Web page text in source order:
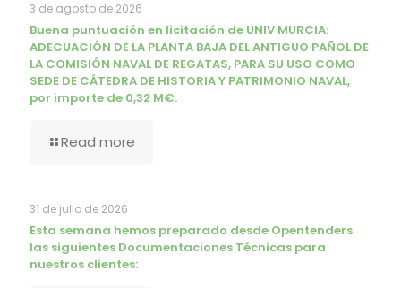
3 de agosto de 2026
Buena puntuación en licitación de UNIV MURCIA:
ADECUACIÓN DE LA PLANTA BAJA DEL ANTIGUO PAÑOL DE
LA COMISIÓN NAVAL DE REGATAS, PARA SU USO COMO
SEDE DE CÁTEDRA DE HISTORIA Y PATRIMONIO NAVAL,
por importe de 0,32 M€.
Read more
31 de julio de 2026
Esta semana hemos preparado desde Opentenders
las siguientes Documentaciones Técnicas para
nuestros clientes: